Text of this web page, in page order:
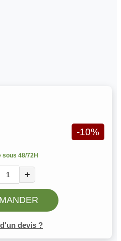
-10%
sous 48/72H
+
devis ?